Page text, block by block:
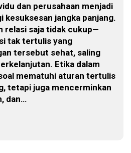
dan perusahaan menjadi
kesuksesan jangka panjang.
relasi saja tidak cukup—
tak tertulis yang
tersebut sehat, saling
Etika dalam
mematuhi aturan tertulis
tetapi juga mencerminkan
dan…